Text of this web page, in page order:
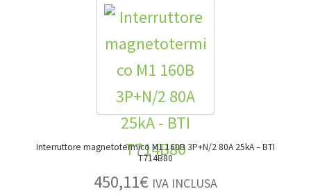
Interruttore magnetotermico M1 160B 3P+N/2 80A 25kA – BTI
T714B80
450,11€ IVA INCLUSA